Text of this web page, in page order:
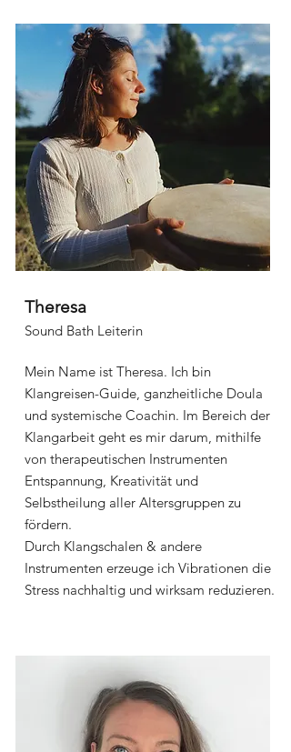
Theresa
Sound Bath Leiterin
Mein Name ist Theresa. Ich bin
Klangreisen-Guide, ganzheitliche Doula
und systemische Coachin. Im Bereich der
Klangarbeit geht es mir darum, mithilfe
von therapeutischen Instrumenten
Entspannung, Kreativität und
Selbstheilung aller Altersgruppen zu
fördern.
Durch Klangschalen & andere
Instrumenten erzeuge ich Vibrationen die
Stress nachhaltig und wirksam reduzieren.